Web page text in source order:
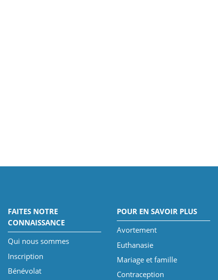
FAITES NOTRE
CONNAISSANCE
Qui nous sommes
Inscription
Bénévolat
POUR EN SAVOIR PLUS
Avortement
Euthanasie
Mariage et famille
Contraception